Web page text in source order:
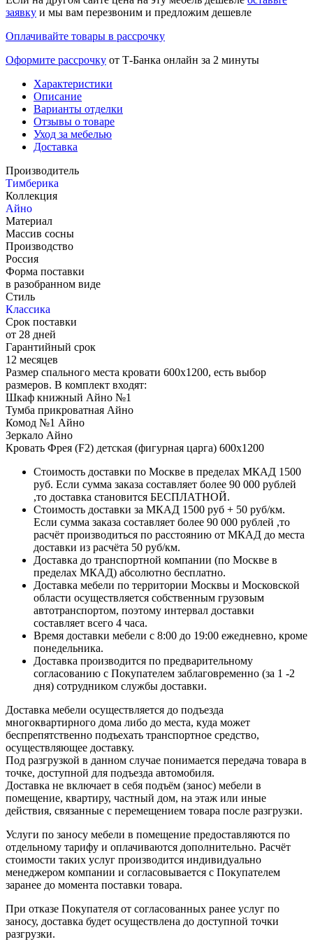
заявку и мы вам перезвоним и предложим дешевле
Оплачивайте товары в рассрочку
Оформите рассрочку от Т-Банка онлайн за 2 минуты
Характеристики
Описание
Варианты отделки
Отзывы о товаре
Уход за мебелью
Доставка
Производитель
Тимберика
Коллекция
Айно
Материал
Массив сосны
Производство
Россия
Форма поставки
в разобранном виде
Стиль
Классика
Срок поставки
от 28 дней
Гарантийный срок
12 месяцев
Размер спального места кровати 600х1200, есть выбор
размеров. В комплект входят:
Шкаф книжный Айно №1
Тумба прикроватная Айно
Комод №1 Айно
Зеркало Айно
Кровать Фрея (F2) детская (фигурная царга) 600х1200
Стоимость доставки по Москве в пределах МКАД 1500
руб. Если сумма заказа составляет более 90 000 рублей
,то доставка становится БЕСПЛАТНОЙ.
Стоимость доставки за МКАД 1500 руб + 50 руб/км.
Если сумма заказа составляет более 90 000 рублей ,то
расчёт производиться по расстоянию от МКАД до места
доставки из расчёта 50 руб/км.
Доставка до транспортной компании (по Москве в
пределах МКАД) абсолютно бесплатно.
Доставка мебели по территории Москвы и Московской
области осуществляется собственным грузовым
автотранспортом, поэтому интервал доставки
составляет всего 4 часа.
Время доставки мебели с 8:00 до 19:00 ежедневно, кроме
понедельника.
Доставка производится по предварительному
согласованию с Покупателем заблаговременно (за 1 -2
дня) сотрудником службы доставки.
Доставка мебели осуществляется до подъезда
многоквартирного дома либо до места, куда может
беспрепятственно подъехать транспортное средство,
осуществляющее доставку.
Под разгрузкой в данном случае понимается передача товара в
точке, доступной для подъезда автомобиля.
Доставка не включает в себя подъём (занос) мебели в
помещение, квартиру, частный дом, на этаж или иные
действия, связанные с перемещением товара после разгрузки.
Услуги по заносу мебели в помещение предоставляются по
отдельному тарифу и оплачиваются дополнительно. Расчёт
стоимости таких услуг производится индивидуально
менеджером компании и согласовывается с Покупателем
заранее до момента поставки товара.
При отказе Покупателя от согласованных ранее услуг по
заносу, доставка будет осуществлена до доступной точки
разгрузки.